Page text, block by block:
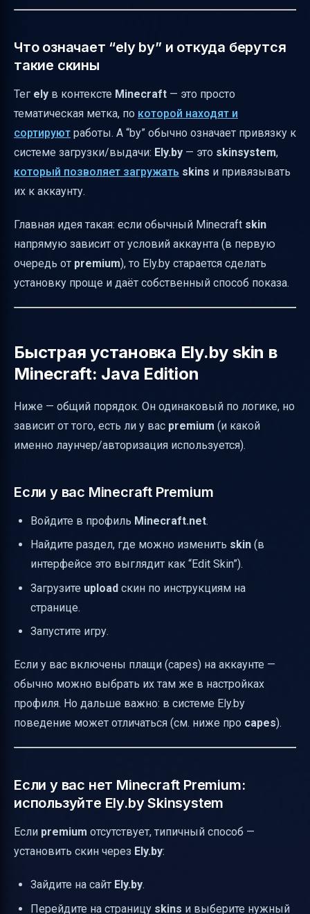
Что означает “ely by” и откуда берутся
такие скины
Тег ely в контексте Minecraft — это просто
тематическая метка, по которой находят и
сортируют работы. А “by” обычно означает привязку к
системе загрузки/выдачи: Ely.by — это skinsystem,
который позволяет загружать skins и привязывать
их к аккаунту.
Главная идея такая: если обычный Minecraft skin
напрямую зависит от условий аккаунта (в первую
очередь от premium), то Ely.by старается сделать
установку проще и даёт собственный способ показа.
Быстрая установка Ely.by skin в
Minecraft: Java Edition
Ниже — общий порядок. Он одинаковый по логике, но
зависит от того, есть ли у вас premium (и какой
именно лаунчер/авторизация используется).
Если у вас Minecraft Premium
Войдите в профиль Minecraft.net.
Найдите раздел, где можно изменить skin (в
интерфейсе это выглядит как “Edit Skin”).
Загрузите upload скин по инструкциям на
странице.
Запустите игру.
Если у вас включены плащи (capes) на аккаунте —
обычно можно выбрать их там же в настройках
профиля. Но дальше важно: в системе Ely.by
поведение может отличаться (см. ниже про capes).
Если у вас нет Minecraft Premium:
используйте Ely.by Skinsystem
Если premium отсутствует, типичный способ —
установить скин через Ely.by:
Зайдите на сайт Ely.by.
Перейдите на страницу skins и выберите нужный